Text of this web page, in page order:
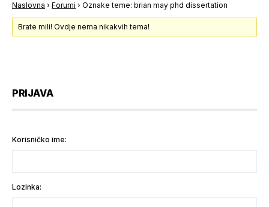
Naslovna › Forumi › Oznake teme: brian may phd dissertation
Brate mili! Ovdje nema nikakvih tema!
PRIJAVA
Korisničko ime:
Lozinka: